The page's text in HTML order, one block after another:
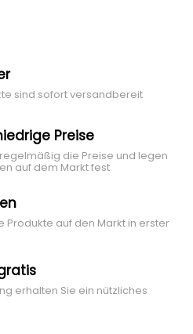
sind sofort versandbereit
Preise
die Preise und legen
auf dem Markt fest
Produkte auf den Markt in erster
erhalten Sie ein nützliches